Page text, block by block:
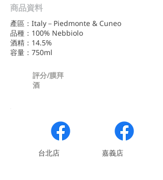
商品資料
產區：Italy－Piedmonte & Cuneo
品種：100% Nebbiolo
酒精：14.5%
容量：750ml
評分/膜拜
酒
​台北店 嘉義店